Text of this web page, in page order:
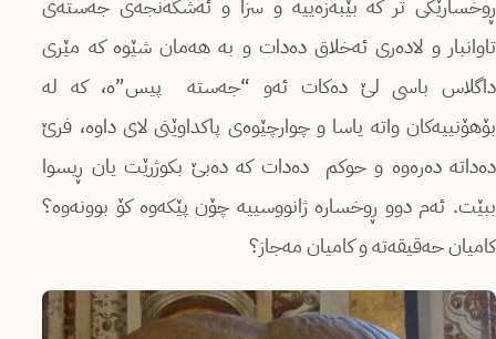
ڕوخسارێکی تر کە بێبەزەییە و سزا و ئەشکەنجەی جەستەی
تاوانبار و لادەری ئەخلاق دەدات و بە هەمان شێوە کە مێری
داگلاس باسی لێ دەکات ئەو “جەستە پیس”ه، کە لە
بۆهۆنییەکان واتە یاسا و چوارچێوەی پاکداوێنی لای داوە، فرێ
دەداتە دەرەوە و حوکم دەدات کە دەبێ بکوژرێت یان ڕیسوا
ببێت. ئەم دوو ڕوخسارە ژانووسییە چۆن پێکەوە کۆ بوونەوە؟
کامیان حەقیقەتە و کامیان مەجاز؟